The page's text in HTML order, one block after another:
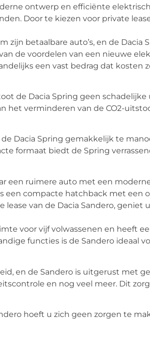
ontwerp en efficiënte
Door te kiezen voor private
zijn betaalbare auto’s, en de Dacia
de voordelen van een nieuwe
een vast bedrag dat kosten
de Dacia Spring geen schadelijke
het verminderen van de CO2-
Dacia Spring gemakkelijk te
formaat biedt de Spring
een ruimere auto met een
een compacte hatchback met een
van de Dacia Sandero, geniet
voor vijf volwassenen en heeft
functies is de Sandero ideaal
en de Sandero is uitgerust met
en nog veel meer. Dit
hoeft u zich geen zorgen te